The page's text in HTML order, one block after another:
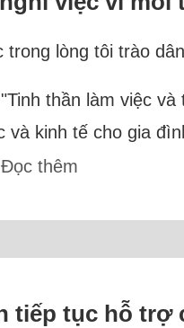
trong lòng tôi trào
thần làm việc
và kinh tế cho gia
Đọc thêm
tiếp tục hỗ trợ